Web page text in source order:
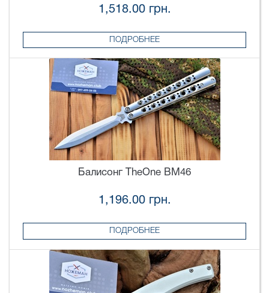
1,518.00 грн.
ПОДРОБНЕЕ
Балисонг TheOne BM46
1,196.00 грн.
ПОДРОБНЕЕ